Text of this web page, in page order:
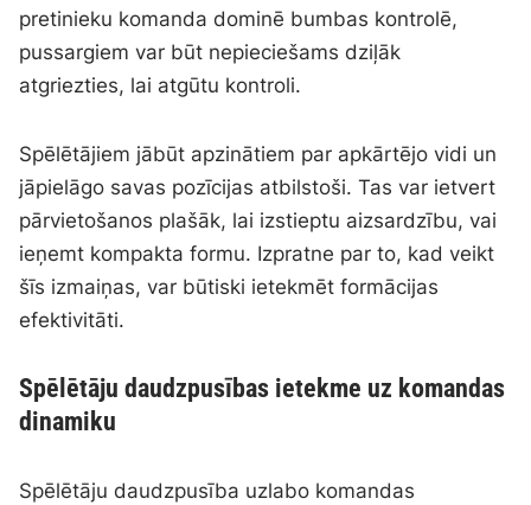
pretinieku komanda dominē bumbas kontrolē,
pussargiem var būt nepieciešams dziļāk
atgriezties, lai atgūtu kontroli.
Spēlētājiem jābūt apzinātiem par apkārtējo vidi un
jāpielāgo savas pozīcijas atbilstoši. Tas var ietvert
pārvietošanos plašāk, lai izstieptu aizsardzību, vai
ieņemt kompakta formu. Izpratne par to, kad veikt
šīs izmaiņas, var būtiski ietekmēt formācijas
efektivitāti.
Spēlētāju daudzpusības ietekme uz komandas
dinamiku
Spēlētāju daudzpusība uzlabo komandas